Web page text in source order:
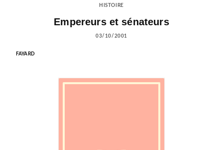
HISTOIRE
Empereurs et sénateurs
03/10/2001
FAYARD